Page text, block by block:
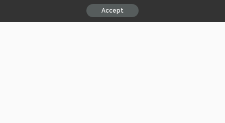
ermöglicht PD schnelleres Laden, sodass größere Geräte
wie Laptops und Tablets zügiger aufgeladen werden
Accept